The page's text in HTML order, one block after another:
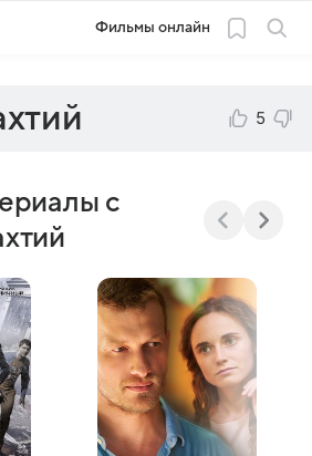
Фильмы онлайн
5
с